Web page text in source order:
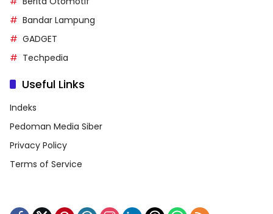
Bandar Lampung
GADGET
Techpedia
Useful Links
Indeks
Pedoman Media Siber
Privacy Policy
Terms of Service